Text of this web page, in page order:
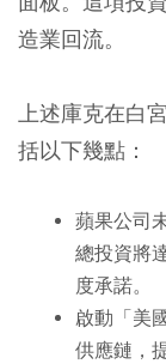
造業回流。
上述庫克在白
括以下幾點：
蘋果公司
總投資將
度承諾。
啟動「美
供應鏈，